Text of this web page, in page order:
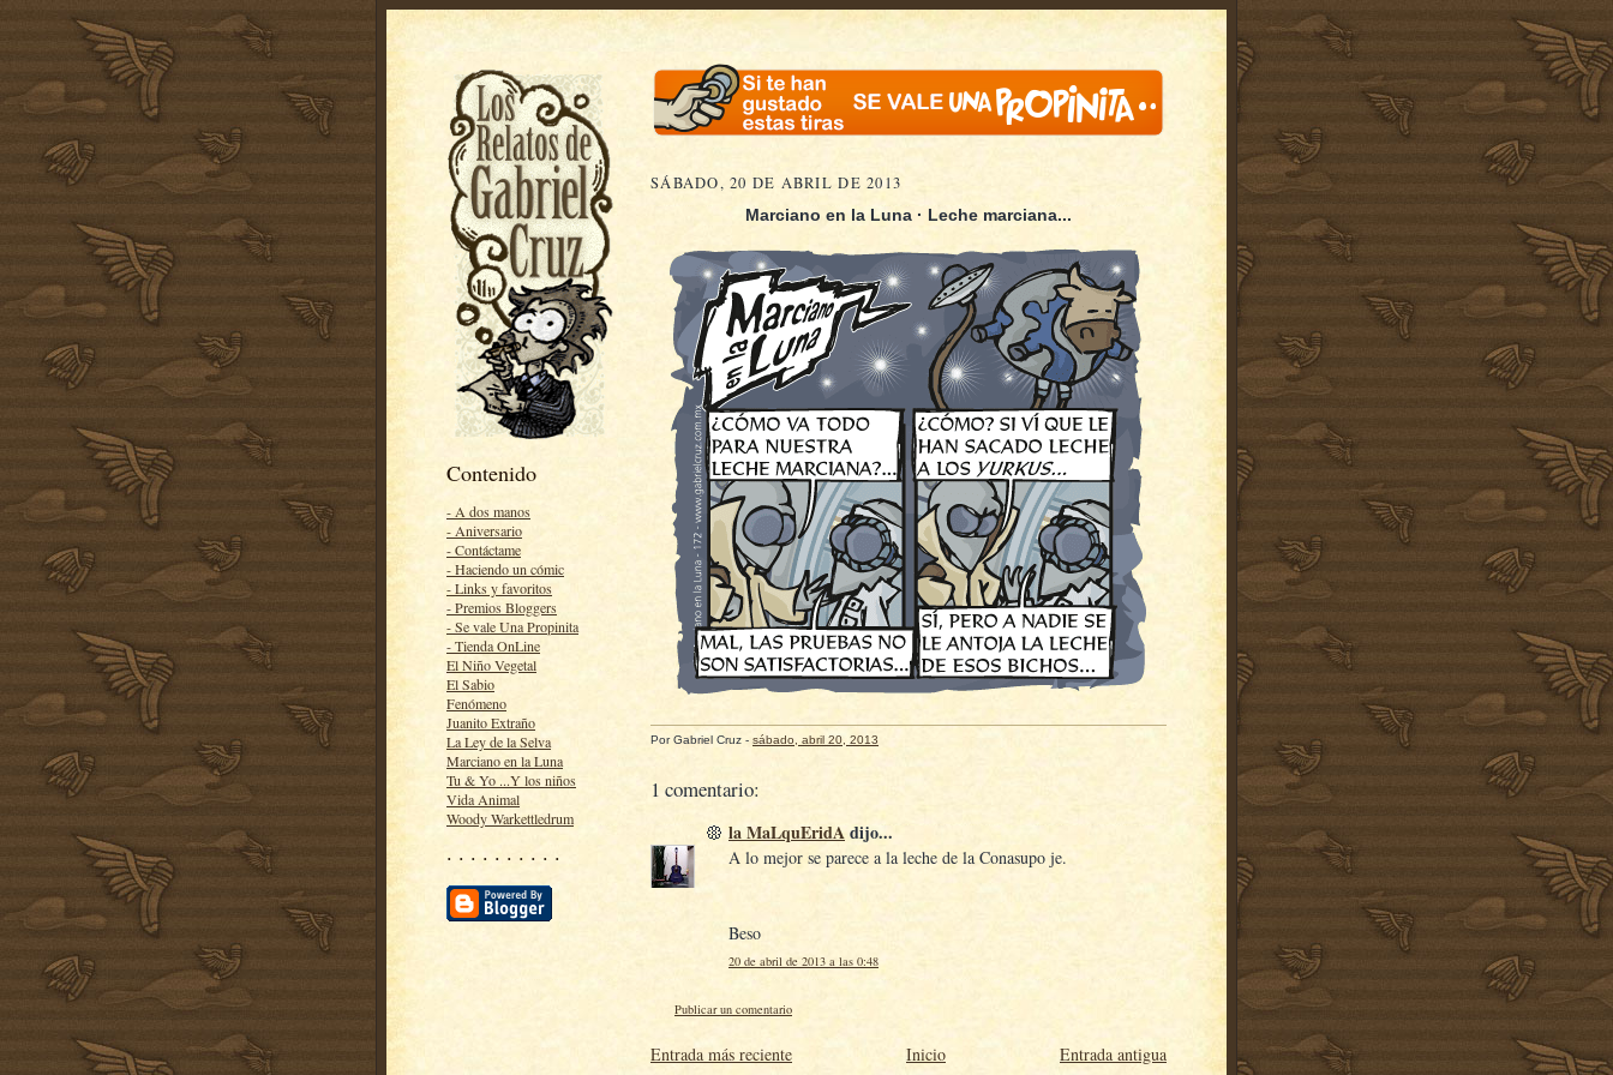
Contenido
- A dos manos
- Aniversario
- Contáctame
- Haciendo un cómic
- Links y favoritos
- Premios Bloggers
- Se vale Una Propinita
- Tienda OnLine
El Niño Vegetal
El Sabio
Fenómeno
Juanito Extraño
La Ley de la Selva
Marciano en la Luna
Tu & Yo ...Y los niños
Vida Animal
Woody Warkettledrum
· · · · · · · · · ·
SÁBADO, 20 DE ABRIL DE 2013
Marciano en la Luna · Leche marciana...
PorGabriel Cruz - sábado, abril 20, 2013
1 comentario:
la MaLquEridAdijo...
A lo mejor se parece a la leche de la Conasupo je.
Beso
20 de abril de 2013 a las 0:48
Publicar un comentario
Entrada más reciente Entrada antigua
Inicio